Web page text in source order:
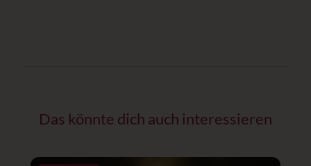
Das könnte dich auch interessieren